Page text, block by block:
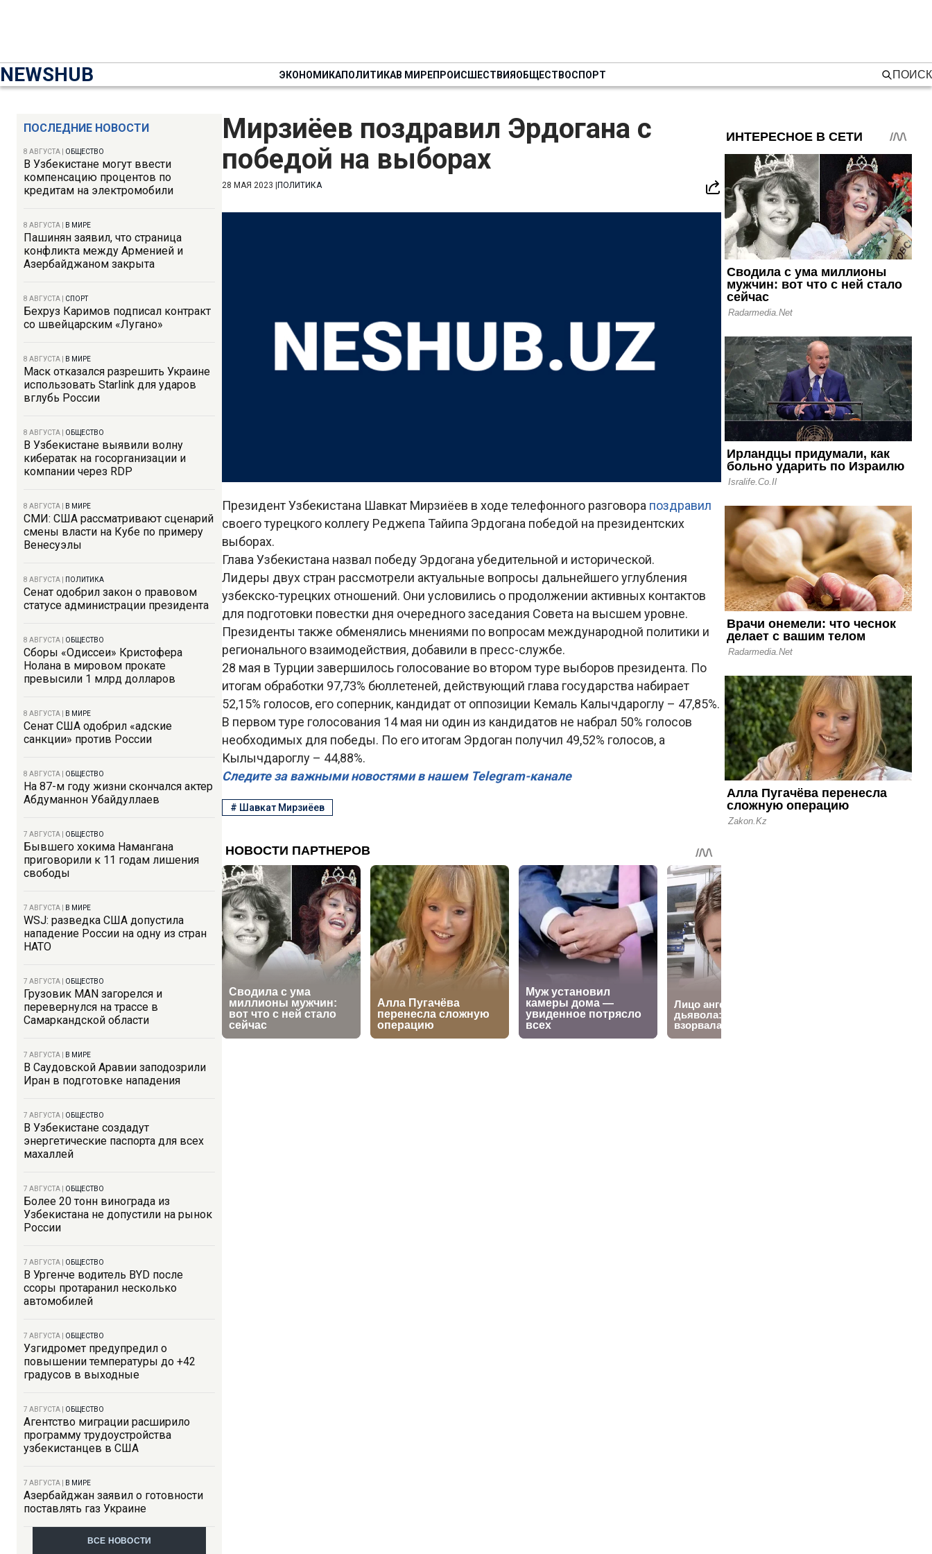
NEWSHUB ЭКОНОМИКАПОЛИТИКАВ МИРЕПРОИСШЕСТВИЯОБЩЕСТВОСПОРТ ПОИСК
ПОСЛЕДНИЕ НОВОСТИ
8 АВГУСТА ОБЩЕСТВО
В Узбекистане могут ввести
компенсацию процентов по
кредитам на электромобили
8 АВГУСТА В МИРЕ
Пашинян заявил, что страница
конфликта между Арменией и
Азербайджаном закрыта
8 АВГУСТА СПОРТ
Бехруз Каримов подписал контракт
со швейцарским «Лугано»
8 АВГУСТА В МИРЕ
Маск отказался разрешить Украине
использовать Starlink для ударов
вглубь России
8 АВГУСТА ОБЩЕСТВО
В Узбекистане выявили волну
кибератак на госорганизации и
компании через RDP
8 АВГУСТА В МИРЕ
СМИ: США рассматривают сценарий
смены власти на Кубе по примеру
Венесуэлы
8 АВГУСТА ПОЛИТИКА
Сенат одобрил закон о правовом
статусе администрации президента
8 АВГУСТА ОБЩЕСТВО
Сборы «Одиссеи» Кристофера
Нолана в мировом прокате
превысили 1 млрд долларов
8 АВГУСТА В МИРЕ
Сенат США одобрил «адские
санкции» против России
8 АВГУСТА ОБЩЕСТВО
На 87-м году жизни скончался актер
Абдуманнон Убайдуллаев
7 АВГУСТА ОБЩЕСТВО
Бывшего хокима Намангана
приговорили к 11 годам лишения
свободы
7 АВГУСТА В МИРЕ
WSJ: разведка США допустила
нападение России на одну из стран
НАТО
7 АВГУСТА ОБЩЕСТВО
Грузовик MAN загорелся и
перевернулся на трассе в
Самаркандской области
7 АВГУСТА В МИРЕ
В Саудовской Аравии заподозрили
Иран в подготовке нападения
7 АВГУСТА ОБЩЕСТВО
В Узбекистане создадут
энергетические паспорта для всех
махаллей
7 АВГУСТА ОБЩЕСТВО
Более 20 тонн винограда из
Узбекистана не допустили на рынок
России
7 АВГУСТА ОБЩЕСТВО
В Ургенче водитель BYD после
ссоры протаранил несколько
автомобилей
7 АВГУСТА ОБЩЕСТВО
Узгидромет предупредил о
повышении температуры до +42
градусов в выходные
7 АВГУСТА ОБЩЕСТВО
Агентство миграции расширило
программу трудоустройства
узбекистанцев в США
7 АВГУСТА В МИРЕ
Азербайджан заявил о готовности
поставлять газ Украине
ВСЕ НОВОСТИ
Мирзиёев поздравил Эрдогана с
победой на выборах
28 МАЯ 2023 ПОЛИТИКА
Президент Узбекистана Шавкат Мирзиёев в ходе телефонного разговора поздравил
своего турецкого коллегу Реджепа Тайипа Эрдогана победой на президентских
выборах.
Глава Узбекистана назвал победу Эрдогана убедительной и исторической.
Лидеры двух стран рассмотрели актуальные вопросы дальнейшего углубления
узбекско-турецких отношений. Они условились о продолжении активных контактов
для подготовки повестки дня очередного заседания Совета на высшем уровне.
Президенты также обменялись мнениями по вопросам международной политики и
регионального взаимодействия, добавили в пресс-службе.
28 мая в Турции завершилось голосование во втором туре выборов президента. По
итогам обработки 97,73% бюллетеней, действующий глава государства набирает
52,15% голосов, его соперник, кандидат от оппозиции Кемаль Калычдароглу – 47,85%.
В первом туре голосования 14 мая ни один из кандидатов не набрал 50% голосов
необходимых для победы. По его итогам Эрдоган получил 49,52% голосов, а
Кылычдароглу – 44,88%.
Следите за важными новостями в нашем Telegram-канале
# Шавкат Мирзиёев